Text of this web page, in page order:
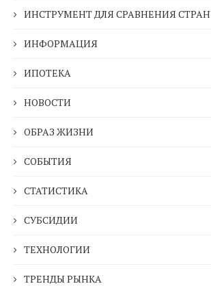
ИНСТРУМЕНТ ДЛЯ СРАВНЕНИЯ СТРАН
ИНФОРМАЦИЯ
ИПОТЕКА
НОВОСТИ
ОБРАЗ ЖИЗНИ
СОБЫТИЯ
СТАТИСТИКА
СУБСИДИИ
ТЕХНОЛОГИИ
ТРЕНДЫ РЫНКА